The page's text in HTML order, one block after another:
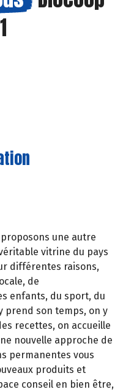
une autre
vitrine du pays
différentes raisons,
de
enfants, du sport, du
prend son temps, on y
recettes, on accueille
nouvelle approche de
permanentes vous
produits et
conseil en bien être,